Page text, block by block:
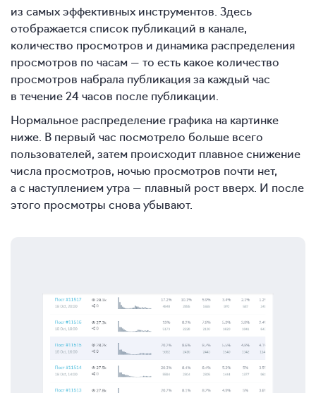
из самых эффективных инструментов. Здесь
отображается список публикаций в канале,
количество просмотров и динамика распределения
просмотров по часам — то есть какое количество
просмотров набрала публикация за каждый час
в течение 24 часов после публикации.
Нормальное распределение графика на картинке
ниже. В первый час посмотрело больше всего
пользователей, затем происходит плавное снижение
числа просмотров, ночью просмотров почти нет,
а с наступлением утра — плавный рост вверх. И после
этого просмотры снова убывают.